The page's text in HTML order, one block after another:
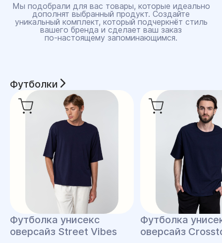
Мы подобрали для вас товары, которые идеально
дополнят выбранный продукт. Создайте
уникальный комплект, который подчеркнёт стиль
вашего бренда и сделает ваш заказ
по‑настоящему запоминающимся.
Футболки
Футболка унисекс
оверсайз Street Vibes
Футболка
оверсайз